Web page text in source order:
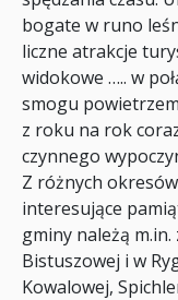
bogate w runo
liczne atrakcje
widokowe ….. w
smogu
z roku na rok
czynnego
Z różnych
interesujące
gminy należą
Bistuszowej i w
Kowalowej,